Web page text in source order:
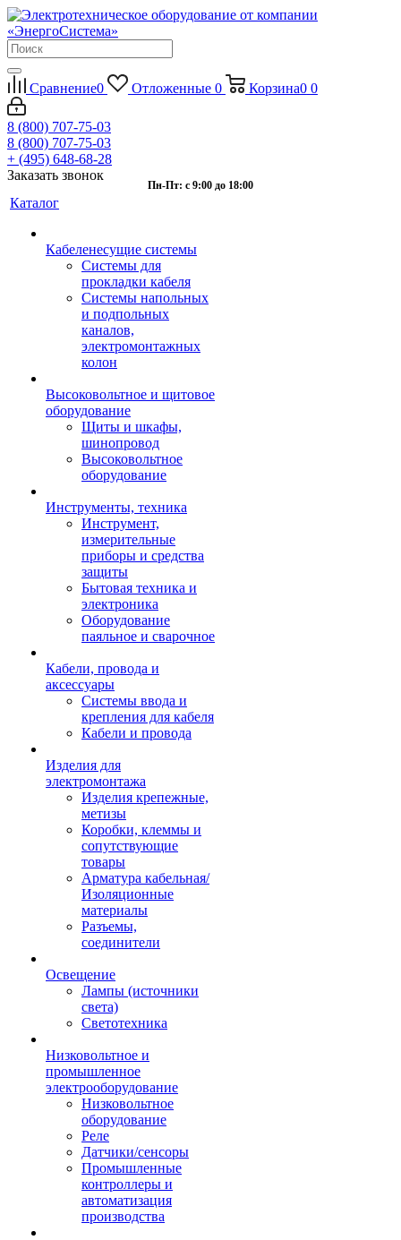
Сравнение0 Отложенные 0 Корзина0 0
8 (800) 707-75-03
8 (800) 707-75-03
+ (495) 648-68-28
Заказать звонок
Пн-Пт: с 9:00 до 18:00
Каталог
Кабеленесущие системы
Системы для
прокладки кабеля
Системы напольных
и подпольных
каналов,
электромонтажных
колон
Высоковольтное и щитовое
оборудование
Щиты и шкафы,
шинопровод
Высоковольтное
оборудование
Инструменты, техника
Инструмент,
измерительные
приборы и средства
защиты
Бытовая техника и
электроника
Оборудование
паяльное и сварочное
Кабели, провода и
аксессуары
Системы ввода и
крепления для кабеля
Кабели и провода
Изделия для
электромонтажа
Изделия крепежные,
метизы
Коробки, клеммы и
сопутствующие
товары
Арматура кабельная/
Изоляционные
материалы
Разъемы,
соединители
Освещение
Лампы (источники
света)
Светотехника
Низковольтное и
промышленное
электрооборудование
Низковольтное
оборудование
Реле
Датчики/сенсоры
Промышленные
контроллеры и
автоматизация
производства